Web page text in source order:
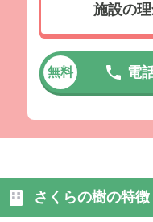
施設の
無料 電
さくらの樹の特徴